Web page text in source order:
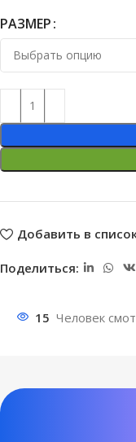
РАЗМЕР
Добавить в
Поделиться:
15 Человек